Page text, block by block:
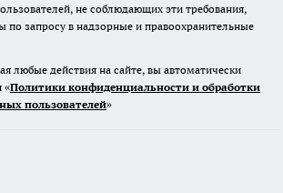
не соблюдающих эти требования,
по запросу в надзорные и правоохранительные
любые действия на сайте, вы автоматически
«Политики конфиденциальности и обработки
пользователей»